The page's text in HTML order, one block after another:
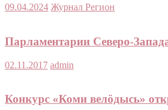
09.04.2024 Журнал Регион
Парламентарии Северо-
02.11.2017 admin
Конкурс «Коми велӧдысь»